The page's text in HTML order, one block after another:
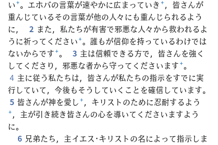
い+。エホバの言葉が速やかに広まっていき+，皆さんが
重んじているその言葉が他の人々にも重んじられるよう
に，
2 また，私たちが有害で邪悪な人々から救われるよ
うに祈ってください+。誰もが信仰を持っているわけでは
ないからです+。 3 主は信頼できる方で，皆さんを強く
してくださり，邪悪な者から守ってくださいます+。
4 主に従う私たちは，皆さんが私たちの指示をすでに実
行していて，今後もそうしていくことを確信しています。
5 皆さんが神を愛し+，キリストのために忍耐するよう
+，主が引き続き皆さんの心を導いてくださいますよう
に。
6 兄弟たち，主イエス･キリストの名によって指示しま